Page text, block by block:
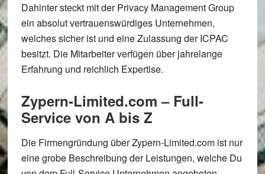
Dahinter steckt mit der Privacy Management Group
ein absolut vertrauenswürdiges Unternehmen,
welches sicher ist und eine Zulassung der ICPAC
besitzt. Die Mitarbeiter verfügen über jahrelange
Erfahrung und reichlich Expertise.
Zypern-Limited.com – Full-
Service von A bis Z
Die Firmengründung über Zypern-Limited.com ist nur
eine grobe Beschreibung der Leistungen, welche Du